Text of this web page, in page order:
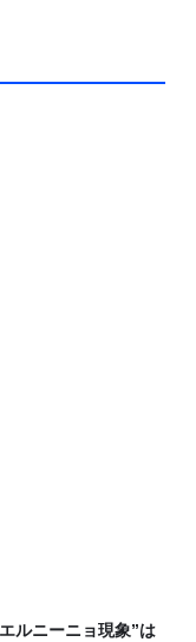
ルニーニョ現象”は